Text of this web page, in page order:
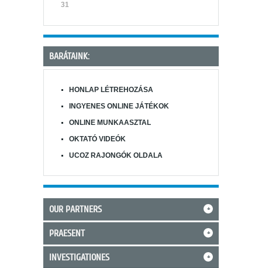
31
BARÁTAINK:
HONLAP LÉTREHOZÁSA
INGYENES ONLINE JÁTÉKOK
ONLINE MUNKAASZTAL
OKTATÓ VIDEÓK
UCOZ RAJONGÓK OLDALA
OUR PARTNERS +
PRAESENT +
INVESTIGATIONES +